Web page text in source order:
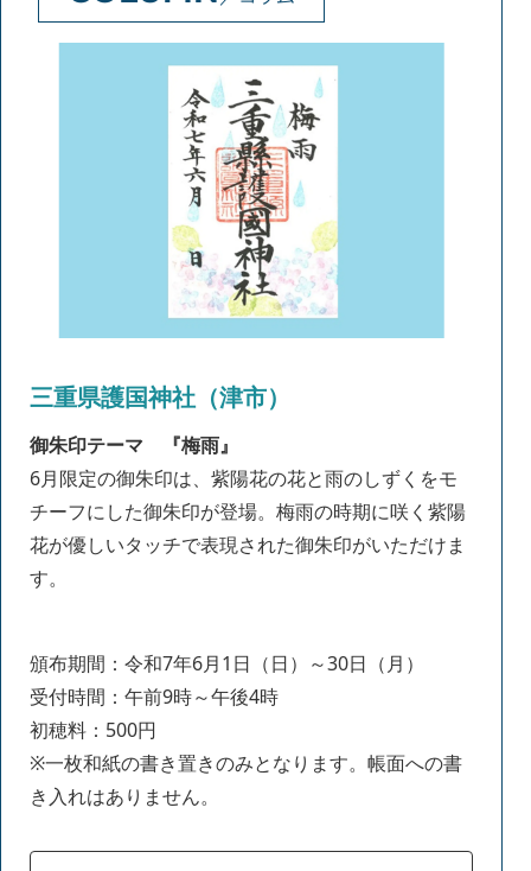
三重県護国神社（津市）
御朱印テーマ
『梅雨』
6月限定の御朱印は、紫陽花の花と雨のしずくをモ
チーフにした御朱印が登場。梅雨の時期に咲く紫陽
花が優しいタッチで表現された御朱印がいただけま
す。
頒布期間：令和7年6月1日（日）～30日（月）
受付時間：午前9時～午後4時
初穂料：500円
※一枚和紙の書き置きのみとなります。帳面への書
き入れはありません。